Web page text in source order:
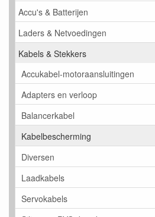
Accu's & Batterijen
Laders & Netvoedingen
Kabels & Stekkers
Accukabel-motoraansluitingen
Adapters en verloop
Balancerkabel
Kabelbescherming
Diversen
Laadkabels
Servokabels